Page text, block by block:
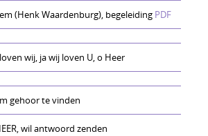
Waardenburg), begeleiding PDF
wij, ja wij loven U, o Heer
gehoor te vinden
wil antwoord zenden